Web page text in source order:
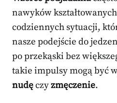
nawyków
codziennych sytuacji,
nasze podejście do
po przekąski bez
takie impulsy mogą być
nudęczyzmęczenie.